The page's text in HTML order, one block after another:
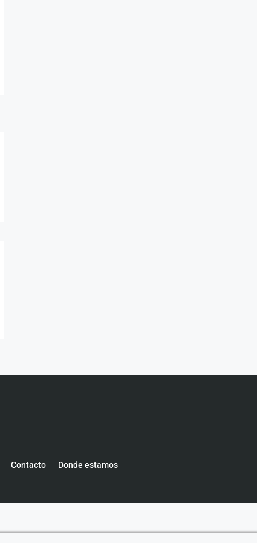
Contacto Donde estamos